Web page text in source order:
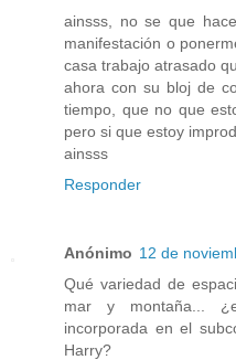
ainsss, no se que
manifestación o
casa trabajo atrasado
ahora con su bloj de
tiempo, que no que
pero si que estoy
ainsss
Responder
Anónimo 12 de
Qué variedad de
mar y montaña...
incorporada en el
Harry?